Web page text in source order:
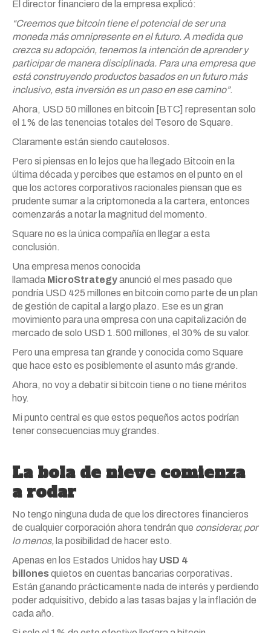
El director financiero de la empresa explicó:
“Creemos que bitcoin tiene el potencial de ser una
moneda más omnipresente en el futuro. A medida que
crezca su adopción, tenemos la intención de aprender y
participar de manera disciplinada. Para una empresa que
está construyendo productos basados en un futuro más
inclusivo, esta inversión es un paso en ese camino”.
Ahora, USD 50 millones en bitcoin [BTC] representan solo
el 1% de las tenencias totales del Tesoro de Square.
Claramente están siendo cautelosos.
Pero si piensas en lo lejos que ha llegado Bitcoin en la
última década y percibes que estamos en el punto en el
que los actores corporativos racionales piensan que es
prudente sumar a la criptomoneda a la cartera, entonces
comenzarás a notar la magnitud del momento.
Square no es la única compañía en llegar a esta
conclusión.
Una empresa menos conocida
llamada MicroStrategyanunció el mes pasado que
pondría USD 425 millones en bitcoin como parte de un plan
de gestión de capital a largo plazo. Ese es un gran
movimiento para una empresa con una capitalización de
mercado de solo USD 1.500 millones, el 30% de su valor.
Pero una empresa tan grande y conocida como Square
que hace esto es posiblemente el asunto más grande.
Ahora, no voy a debatir si bitcoin tiene o no tiene méritos
hoy.
Mi punto central es que estos pequeños actos podrían
tener consecuencias muy grandes.
La bola de nieve comienza
a rodar
No tengo ninguna duda de que los directores financieros
de cualquier corporación ahora tendrán que considerar, por
lo menos, la posibilidad de hacer esto.
Apenas en los Estados Unidos hay USD 4
billonesquietos en cuentas bancarias corporativas.
Están ganando prácticamente nada de interés y perdiendo
poder adquisitivo, debido a las tasas bajas y la inflación de
cada año.